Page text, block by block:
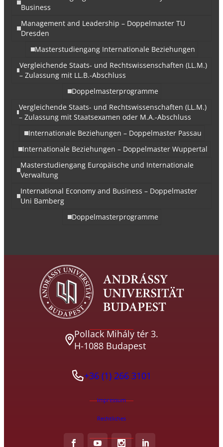
Business
Management and Leadership – Doppelmaster TU
Dresden
Masterstudiengang Internationale Beziehungen
Vergleichende Staats- und Rechtswissenschaften (LL.M.)
– Zulassung mit LL.B.-Abschluss
Doppelmasterprogramme
Vergleichende Staats- und Rechtswissenschaften (LL.M.)
– Zulassung mit Staatsexamen oder M.A.-Abschluss
Internationale Beziehungen – Doppelmaster Passau
Internationale Beziehungen – Doppelmaster Wuppertal
Masterstudiengang Europäische und Internationale
Verwaltung
International Economy and Business – Doppelmaster
Uni Bamberg
Doppelmasterprogramme
Pollack Mihály tér 3.
H-1088 Budapest
+36 (1) 266 3101
Impressum
Rechtliches